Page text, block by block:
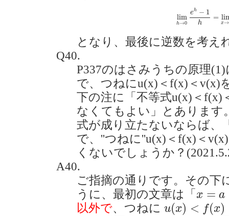
lim
h→0
eh − 1
h
=
x→
→ h−
となり、最後に逆数を考え
Q40.
P337のはさみうちの原理
で、つねにu(x)＜f(x)＜v(x)
下の注に「不等式u(x)＜f(x)
なくてもよい」とあります
式が成り立たないならば、
で、''つねに''u(x)＜f(x)＜
くないでしょうか？
A40.
ご指摘の通りです。その下
うに、最初の文章は「 x = a
x=a
以外で、つねに u(x) < f(x)
u(x)< f( )<v(